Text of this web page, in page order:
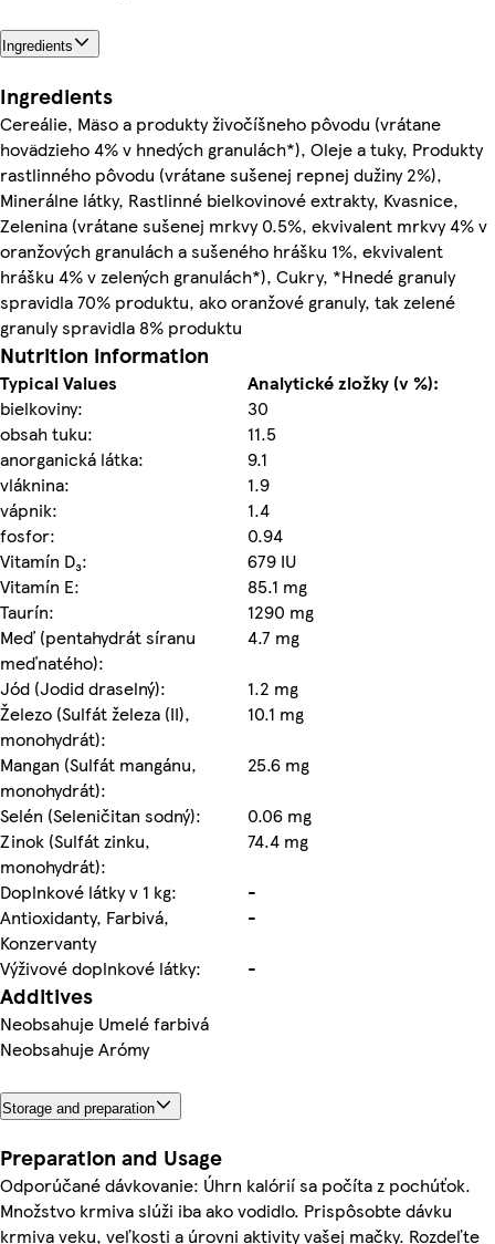
Ingredients
Ingredients
Cereálie, Mäso a produkty živočíšneho pôvodu (vrátane
hovädzieho 4% v hnedých granulách*), Oleje a tuky, Produkty
rastlinného pôvodu (vrátane sušenej repnej dužiny 2%),
Minerálne látky, Rastlinné bielkovinové extrakty, Kvasnice,
Zelenina (vrátane sušenej mrkvy 0.5%, ekvivalent mrkvy 4% v
oranžových granulách a sušeného hrášku 1%, ekvivalent
hrášku 4% v zelených granulách*), Cukry, *Hnedé granuly
spravidla 70% produktu, ako oranžové granuly, tak zelené
granuly spravidla 8% produktu
Nutrition information
Typical Values
Analytické zložky (v %):
bielkoviny:
30
obsah tuku:
11.5
anorganická látka:
9.1
vláknina:
1.9
vápnik:
1.4
fosfor:
0.94
Vitamín D₃:
679 IU
Vitamín E:
85.1 mg
Taurín:
1290 mg
Meď (pentahydrát síranu
meďnatého):
4.7 mg
Jód (Jodid draselný):
1.2 mg
Železo (Sulfát železa (II),
monohydrát):
10.1 mg
Mangan (Sulfát mangánu,
monohydrát):
25.6 mg
Selén (Seleničitan sodný):
0.06 mg
Zinok (Sulfát zinku,
monohydrát):
74.4 mg
Doplnkové látky v 1 kg:
-
Antioxidanty, Farbivá,
Konzervanty
-
Výživové doplnkové látky:
-
Additives
Neobsahuje Umelé farbivá
Neobsahuje Arómy
Storage and preparation
Preparation and Usage
Odporúčané dávkovanie: Úhrn kalórií sa počíta z pochúťok.
Množstvo krmiva slúži iba ako vodidlo. Prispôsobte dávku
krmiva veku, veľkosti a úrovni aktivity vašej mačky. Rozdeľte